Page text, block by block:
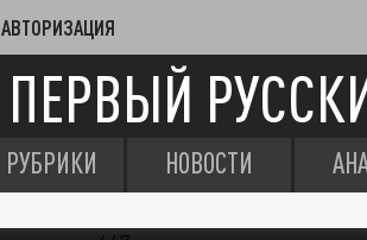
АВТОРИЗАЦИЯ
ПЕРВЫЙ
РУБРИКИ НОВОСТИ